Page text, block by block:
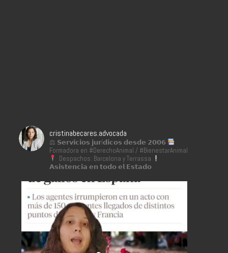
cristinabecares.advocada
⚖ 𝗦𝗲𝗿𝘃𝗶𝗰𝗶𝗼𝘀 𝗷𝘂𝗿í𝗱𝗶𝗰𝗼𝘀 𝗱𝗲𝘀𝗱𝗲 𝟮𝟬𝟬𝟲
Formadora en #DerechoAnimal / #BienestarAnimal
Despachos: Barcelona y Terrassa
𝗔𝘀𝗶𝘀𝘁𝗲𝗻𝗰𝗶𝗮 𝗲𝗻 𝘁𝗼𝗱𝗼 𝗲𝗹 𝗘𝘀𝘁𝗮𝗱𝗼